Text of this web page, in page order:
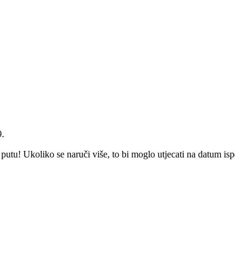
.
Ukoliko se naruči više, to bi moglo utjecati na datum